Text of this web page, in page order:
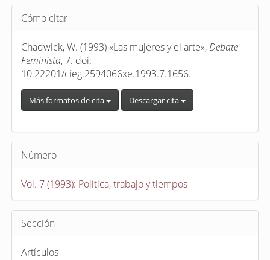
Detalles
del
artículo
Cómo citar
Chadwick, W. (1993) «Las mujeres y el arte», Debate
Feminista, 7. doi:
10.22201/cieg.2594066xe.1993.7.1656.
Más formatos de cita Descargar cita
Número
Vol. 7 (1993): Política, trabajo y tiempos
Sección
Artículos